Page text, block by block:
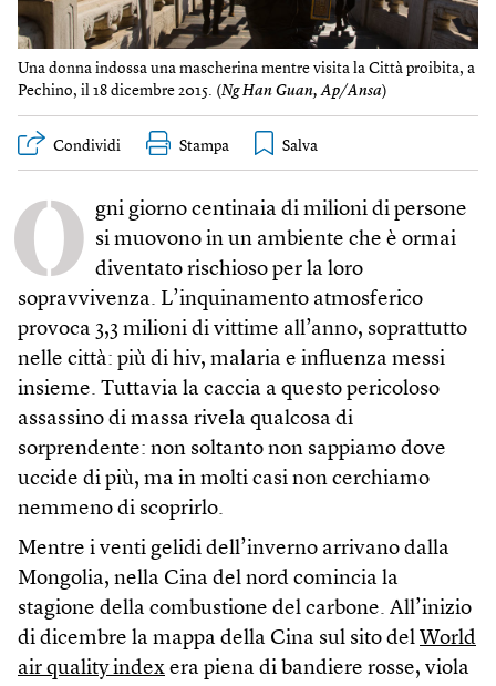
Una donna indossa una mascherina mentre visita la Città proibita, a
Pechino, il 18 dicembre 2015. (Ng Han Guan, Ap/Ansa)
Condividi Stampa
O gni giorno centinaia di milioni di persone
si muovono in un ambiente che è ormai
diventato rischioso per la loro
sopravvivenza. L’inquinamento atmosferico
provoca 3,3 milioni di vittime all’anno, soprattutto
nelle città: più di hiv, malaria e influenza messi
insieme. Tuttavia la caccia a questo pericoloso
assassino di massa rivela qualcosa di
sorprendente: non soltanto non sappiamo dove
uccide di più, ma in molti casi non cerchiamo
nemmeno di scoprirlo.
Mentre i venti gelidi dell’inverno arrivano dalla
Mongolia, nella Cina del nord comincia la
stagione della combustione del carbone. All’inizio
di dicembre la mappa della Cina sul sito del World
air quality index era piena di bandiere rosse, viola